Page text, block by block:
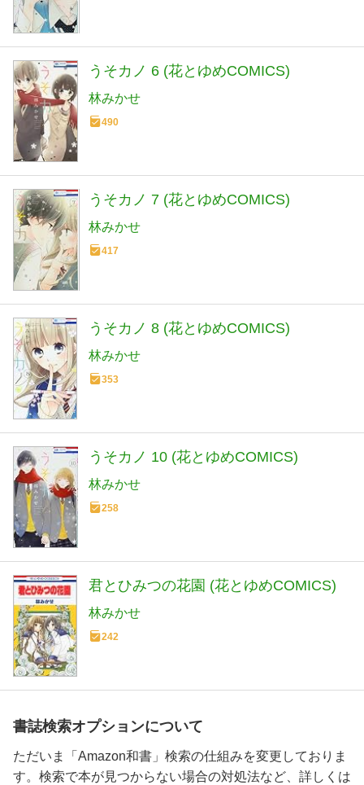
うそカノ 6 (花とゆめCOMICS)
林みかせ
490
うそカノ 7 (花とゆめCOMICS)
林みかせ
417
うそカノ 8 (花とゆめCOMICS)
林みかせ
353
うそカノ 10 (花とゆめCOMICS)
林みかせ
258
君とひみつの花園 (花とゆめCOMICS)
林みかせ
242
書誌検索オプションについて
ただいま「Amazon和書」検索の仕組みを変更しておりま
す。検索で本が見つからない場合の対処法など、詳しくは